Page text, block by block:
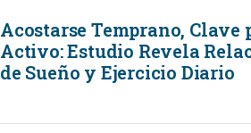
Acostarse Temprano, Clave
Activo: Estudio Revela
de Sueño y Ejercicio Diario